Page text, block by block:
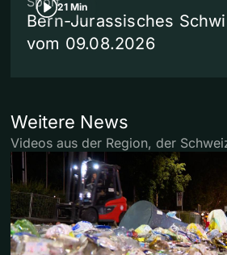
21 Min
Bern-Jurassisches
vom 09.08.2026
Weitere News
Videos aus der Region, der